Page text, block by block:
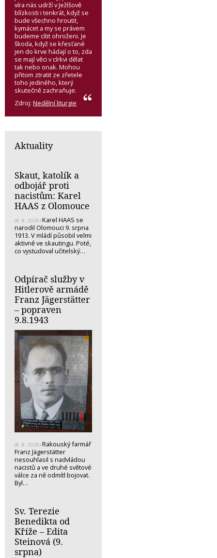
víra nás udrží v Ježíšově
blízkosti i tenkrát, když se
bude všechno hroutit,
kymácet a my se právem
budeme cítit ohroženi. Je
škoda, když se křesťané
jen do krve hádají o to, zda
se mají věci v církvi dělat
tak nebo onak. Mohou
přitom ztratit ze zřetele
toho jediného, který
skutečně zachraňuje.
Zdroj: Nedělní liturgie
Aktuality
Skaut, katolík a
odbojář proti
nacistům: Karel
HAAS z Olomouce
(9. 8. 2026) Karel HAAS se
narodil Olomouci 9. srpna
1913. V mládí působil velmi
aktivně ve skautingu. Poté,
co vystudoval učitelský…
Odpírač služby v
Hitlerově armádě
Franz Jägerstätter
– popraven
9.8.1943
(8. 8. 2026) Rakouský farmář
Franz Jägerstätter
nesouhlasil s nadvládou
nacistů a ve druhé světové
válce za ně odmítl bojovat.
Byl…
Sv. Terezie
Benedikta od
Kříže – Edita
Steinová (9.
srpna)